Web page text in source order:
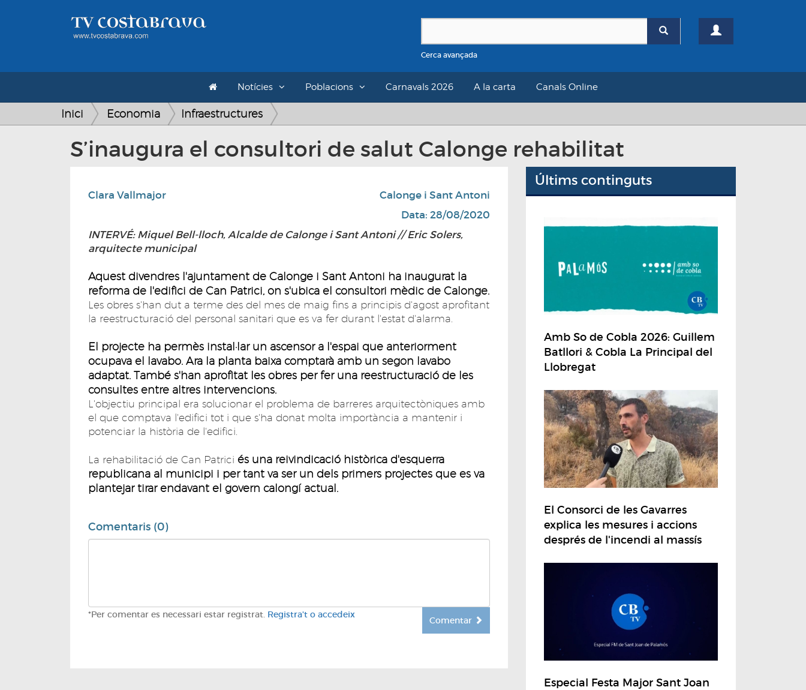
Cerca avançada
Notícies Poblacions Carnavals 2026 A la carta Canals Online
Inici Economia Infraestructures
S’inaugura el consultori de salut Calonge rehabilitat
Clara Vallmajor
Calonge i Sant Antoni
Data: 28/08/2020
INTERVÉ: Miquel Bell-lloch, Alcalde de Calonge i Sant Antoni // Eric Solers,
arquitecte municipal
Aquest divendres l'ajuntament de Calonge i Sant Antoni ha inaugurat la
reforma de l'edifici de Can Patrici, on s'ubica el consultori mèdic de Calonge.
Les obres s'han dut a terme des del mes de maig fins a principis d'agost aprofitant
la reestructuració del personal sanitari que es va fer durant l'estat d'alarma.
El projecte ha permès instal·lar un ascensor a l'espai que anteriorment
ocupava el lavabo. Ara la planta baixa comptarà amb un segon lavabo
adaptat. També s'han aprofitat les obres per fer una reestructuració de les
consultes entre altres intervencions.
L'objectiu principal era solucionar el problema de barreres arquitectòniques amb
el que comptava l'edifici tot i que s'ha donat molta importància a mantenir i
potenciar la història de l'edifici.
La rehabilitació de Can Patrici és una reivindicació històrica d'esquerra
republicana al municipi i per tant va ser un dels primers projectes que es va
plantejar tirar endavant el govern calongí actual.
Comentaris (0)
*Per comentar es necessari estar registrat. Registra't o accedeix
Comentar
Últims continguts
Amb So de Cobla 2026: Guillem
Batllori & Cobla La Principal del
Llobregat
El Consorci de les Gavarres
explica les mesures i accions
després de l'incendi al massís
Especial Festa Major Sant Joan